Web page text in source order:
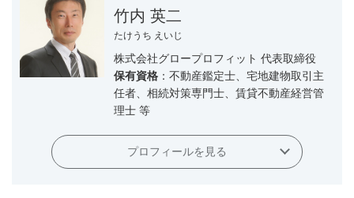
竹内 英二
たけうち えいじ
株式会社グロープロフィット 代表取締役
保有資格 ：不動産鑑定士、宅地建物取引主
任者、相続対策専門士、賃貸不動産経営管
理士 等
プロフィールを見る